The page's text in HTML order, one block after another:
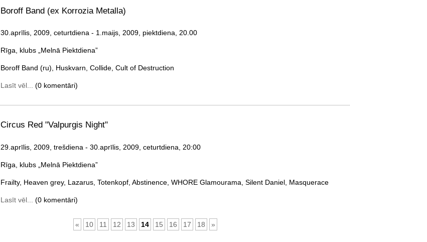
Boroff Band (ex Korrozia Metalla)
30.aprīlis, 2009, ceturtdiena- 1.maijs, 2009, piektdiena, 20.00
Rīga, klubs „Melnā Piektdiena”
Boroff Band (ru), Huskvarn, Collide, Cult of Destruction
Lasīt vēl... (0 komentāri)
Circus Red "Valpurgis Night"
29.aprīlis, 2009, trešdiena - 30.aprīlis, 2009, ceturtdiena , 20:00
Rīga, klubs „Melnā Piektdiena”
Frailty, Heaven grey, Lazarus, Totenkopf, Abstinence, WHORE Glamourama, Silent Daniel, Masquerace
Lasīt vēl... (0 komentāri)
« 10 11 12 13 14 15 16 17 18 »